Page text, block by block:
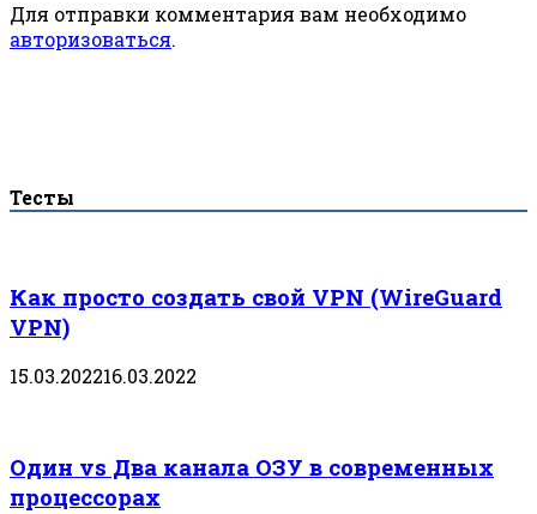
Для отправки комментария вам необходимо
авторизоваться.
Тесты
Как просто создать свой VPN (WireGuard
VPN)
15.03.202216.03.2022
Один vs Два канала ОЗУ в современных
процессорах